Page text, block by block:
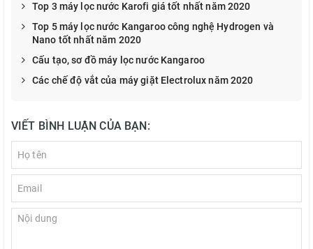
Top 3 máy lọc nước Karofi giá tốt nhất năm 2020
Top 5 máy lọc nước Kangaroo công nghệ Hydrogen và
Nano tốt nhất năm 2020
Cấu tạo, sơ đồ máy lọc nước Kangaroo
Các chế độ vắt của máy giặt Electrolux năm 2020
VIẾT BÌNH LUẬN CỦA BẠN: